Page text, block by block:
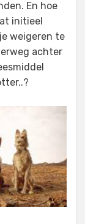
En hoe
initieel
weigeren te
achter